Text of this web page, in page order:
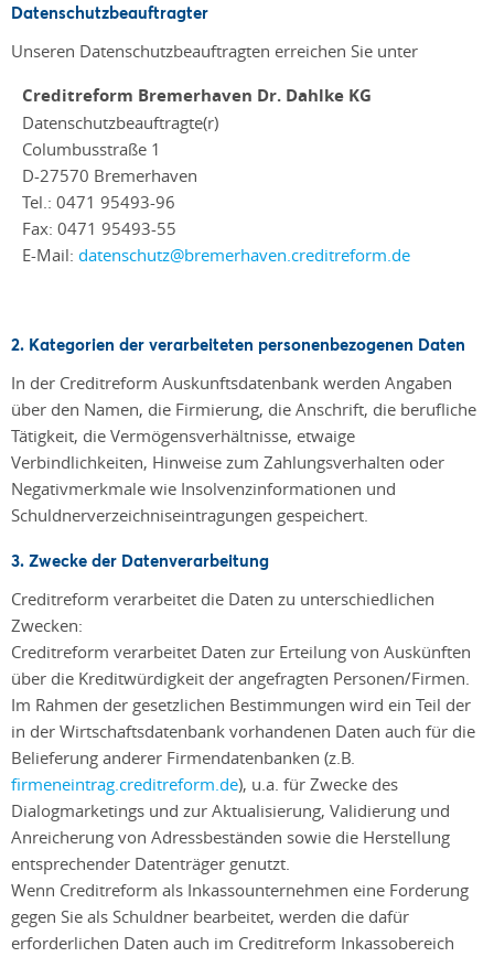
Datenschutzbeauftragter
Unseren Datenschutzbeauftragten erreichen Sie unter
Creditreform Bremerhaven Dr. Dahlke KG
Datenschutzbeauftragte(r)
Columbusstraße 1
D-27570 Bremerhaven
Tel.: 0471 95493-96
Fax: 0471 95493-55
E-Mail: datenschutz@bremerhaven.creditreform.de
2. Kategorien der verarbeiteten personenbezogenen Daten
In der Creditreform Auskunftsdatenbank werden Angaben
über den Namen, die Firmierung, die Anschrift, die berufliche
Tätigkeit, die Vermögensverhältnisse, etwaige
Verbindlichkeiten, Hinweise zum Zahlungsverhalten oder
Negativmerkmale wie Insolvenzinformationen und
Schuldnerverzeichniseintragungen gespeichert.
3. Zwecke der Datenverarbeitung
Creditreform verarbeitet die Daten zu unterschiedlichen
Zwecken:
Creditreform verarbeitet Daten zur Erteilung von Auskünften
über die Kreditwürdigkeit der angefragten Personen/Firmen.
Im Rahmen der gesetzlichen Bestimmungen wird ein Teil der
in der Wirtschaftsdatenbank vorhandenen Daten auch für die
Belieferung anderer Firmendatenbanken (z.B.
firmeneintrag.creditreform.de), u.a. für Zwecke des
Dialogmarketings und zur Aktualisierung, Validierung und
Anreicherung von Adressbeständen sowie die Herstellung
entsprechender Datenträger genutzt.
Wenn Creditreform als Inkassounternehmen eine Forderung
gegen Sie als Schuldner bearbeitet, werden die dafür
erforderlichen Daten auch im Creditreform Inkassobereich